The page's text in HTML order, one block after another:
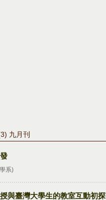
九月刊
系)
與臺灣大學生的教室互動初探